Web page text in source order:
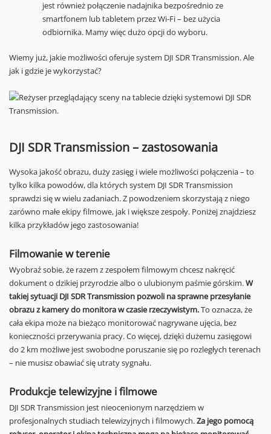
jest również połączenie nadajnika bezpośrednio ze
smartfonem lub tabletem przez Wi-Fi – bez użycia
odbiornika. Mamy więc dużo opcji do wyboru.
Wiemy już, jakie możliwości oferuje system DJI SDR Transmission. Ale
jak i gdzie je wykorzystać?
DJI SDR Transmission – zastosowania
Wysoka jakość obrazu, duży zasięg i wiele możliwości połączenia – to
tylko kilka powodów, dla których system DJI SDR Transmission
sprawdzi się w wielu zadaniach. Z powodzeniem skorzystają z niego
zarówno małe ekipy filmowe, jak i większe zespoły. Poniżej znajdziesz
kilka przykładów jego zastosowania!
Filmowanie w terenie
Wyobraź sobie, że razem z zespołem filmowym chcesz nakręcić
dokument o dzikiej przyrodzie albo o ulubionym paśmie górskim.W
takiej sytuacji DJI SDR Transmission pozwoli na sprawne przesyłanie
obrazu z kamery do monitora w czasie rzeczywistym.To oznacza, że
cała ekipa może na bieżąco monitorować nagrywane ujęcia, bez
konieczności przerywania pracy. Co więcej, dzięki dużemu zasięgowi
do 2 km możliwe jest swobodne poruszanie się po rozległych terenach
– nie musisz obawiać się utraty sygnału.
Produkcje telewizyjne i filmowe
DJI SDR Transmission jest nieocenionym narzędziem w
profesjonalnych studiach telewizyjnych i filmowych.Za jego pomocą